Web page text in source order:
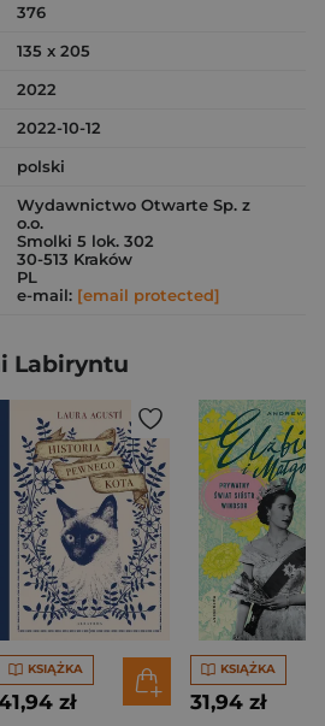
376
135 x 205
2022
2022-10-12
polski
Wydawnictwo Otwarte Sp. z
o.o.
Smolki 5 lok. 302
30-513 Kraków
PL
e-mail: [email protected]
Labiryntu
KSIĄŻKA
zł
KSIĄŻKA
31,94 zł